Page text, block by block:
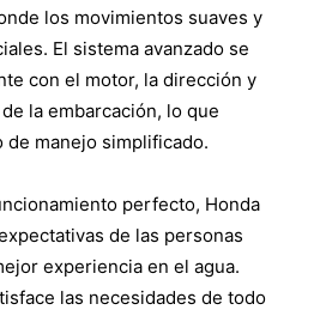
los movimientos suaves y
El sistema avanzado se
con el motor, la dirección y
la embarcación, lo que
de manejo simplificado.
perfecto, Honda
de las personas
experiencia en el agua.
las necesidades de todo